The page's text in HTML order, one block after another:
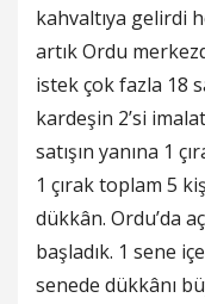
kahvaltıya gelirdi
artık Ordu
istek çok fazla 18
kardeşin 2’si
satışın yanına 1
1 çırak toplam 5
dükkân. Ordu’da
başladık. 1 sene
senede dükkânı